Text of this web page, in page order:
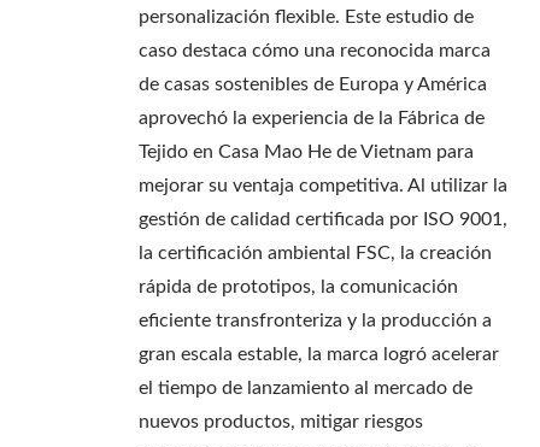
personalización flexible. Este estudio de
caso destaca cómo una reconocida marca
de casas sostenibles de Europa y América
aprovechó la experiencia de la Fábrica de
Tejido en Casa Mao He de Vietnam para
mejorar su ventaja competitiva. Al utilizar la
gestión de calidad certificada por ISO 9001,
la certificación ambiental FSC, la creación
rápida de prototipos, la comunicación
eficiente transfronteriza y la producción a
gran escala estable, la marca logró acelerar
el tiempo de lanzamiento al mercado de
nuevos productos, mitigar riesgos